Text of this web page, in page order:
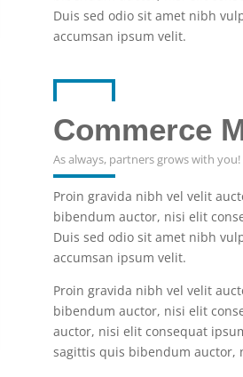
Duis sed odio sit amet nibh
accumsan ipsum velit.
Commerce
As always, partners grows with you!
Proin gravida nibh vel velit
bibendum auctor, nisi elit
Duis sed odio sit amet nibh
accumsan ipsum velit.
Proin gravida nibh vel velit
bibendum auctor, nisi elit
auctor, nisi elit consequat
sagittis quis bibendum auctor,